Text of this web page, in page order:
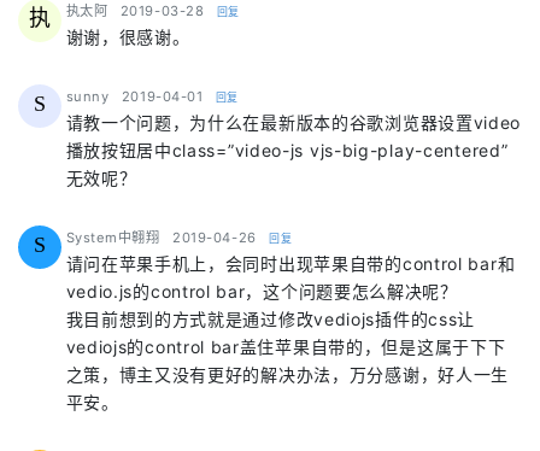
执 执太阿 says:
2019-03-28 回复
谢谢，很感谢。
S sunny says:
2019-04-01 回复
请教一个问题，为什么在最新版本的谷歌浏览器设置video
播放按钮居中class=”video-js vjs-big-play-centered”
无效呢？
S System中翱翔 says:
2019-04-26 回复
请问在苹果手机上，会同时出现苹果自带的control bar和
vedio.js的control bar，这个问题要怎么解决呢？
我目前想到的方式就是通过修改vediojs插件的css让
vediojs的control bar盖住苹果自带的，但是这属于下下
之策，博主又没有更好的解决办法，万分感谢，好人一生
平安。